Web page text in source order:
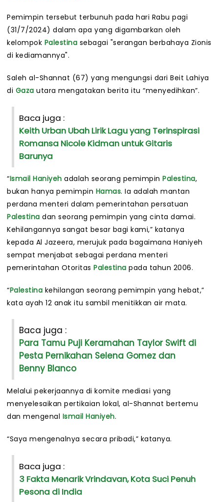
Pemimpin tersebut terbunuh pada hari Rabu pagi
(31/7/2024) dalam apa yang digambarkan oleh
kelompok Palestina sebagai "serangan berbahaya Zionis
di kediamannya".
Saleh al-Shannat (67) yang mengungsi dari Beit Lahiya
di Gaza utara mengatakan berita itu “menyedihkan”.
Baca juga :
Keith Urban Ubah Lirik Lagu yang Terinspirasi
Romansa Nicole Kidman untuk Gitaris
Barunya
“Ismail Haniyeh adalah seorang pemimpin Palestina,
bukan hanya pemimpin Hamas. Ia adalah mantan
perdana menteri dalam pemerintahan persatuan
Palestina dan seorang pemimpin yang cinta damai.
Kehilangannya sangat besar bagi kami,” katanya
kepada Al Jazeera, merujuk pada bagaimana Haniyeh
sempat menjabat sebagai perdana menteri
pemerintahan Otoritas Palestina pada tahun 2006.
“Palestina kehilangan seorang pemimpin yang hebat,”
kata ayah 12 anak itu sambil menitikkan air mata.
Baca juga :
Para Tamu Puji Keramahan Taylor Swift di
Pesta Pernikahan Selena Gomez dan
Benny Blanco
Melalui pekerjaannya di komite mediasi yang
menyelesaikan pertikaian lokal, al-Shannat bertemu
dan mengenal Ismail Haniyeh.
“Saya mengenalnya secara pribadi,” katanya.
Baca juga :
3 Fakta Menarik Vrindavan, Kota Suci Penuh
Pesona di India